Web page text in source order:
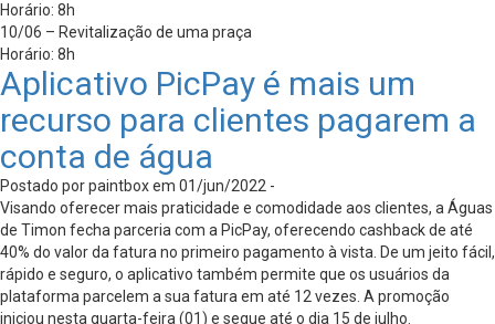
Horário: 8h
10/06 – Revitalização de uma praça
Horário: 8h
Aplicativo PicPay é mais um
recurso para clientes pagarem a
conta de água
Postado por paintbox em 01/jun/2022 -
Visando oferecer mais praticidade e comodidade aos clientes, a Águas
de Timon fecha parceria com a PicPay, oferecendo cashback de até
40% do valor da fatura no primeiro pagamento à vista. De um jeito fácil,
rápido e seguro, o aplicativo também permite que os usuários da
plataforma parcelem a sua fatura em até 12 vezes. A promoção
iniciou nesta quarta-feira (01) e segue até o dia 15 de julho.